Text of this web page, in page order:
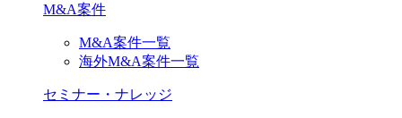
M&A案件
M&A案件一覧
海外M&A案件一覧
セミナー・ナレッジ